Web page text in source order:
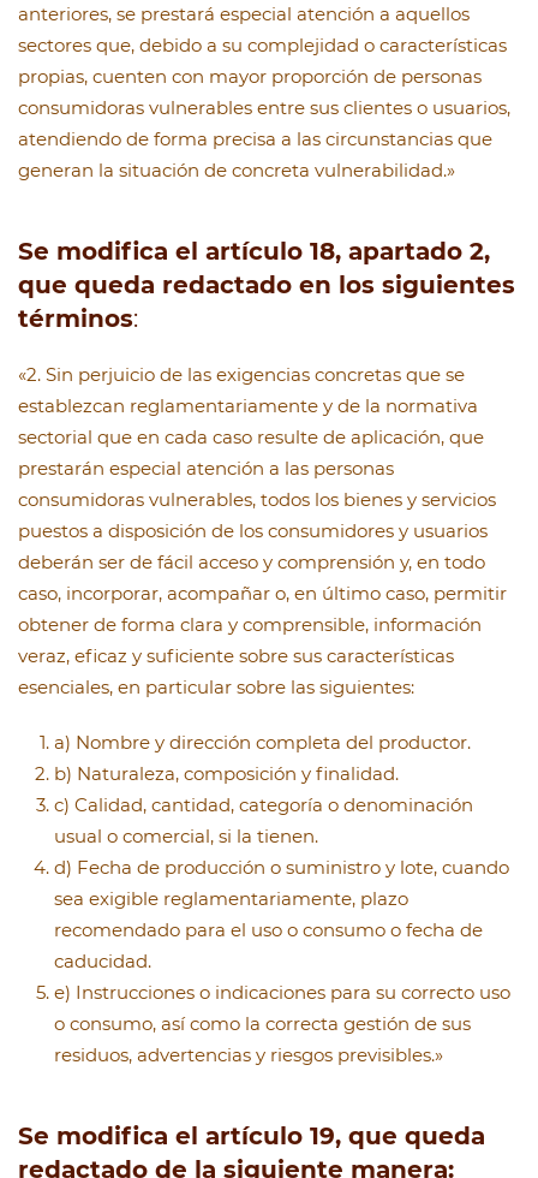
anteriores, se prestará especial atención a aquellos
sectores que, debido a su complejidad o características
propias, cuenten con mayor proporción de personas
consumidoras vulnerables entre sus clientes o usuarios,
atendiendo de forma precisa a las circunstancias que
generan la situación de concreta vulnerabilidad.»
Se modifica el artículo 18, apartado 2,
que queda redactado en los siguientes
términos:
«2. Sin perjuicio de las exigencias concretas que se
establezcan reglamentariamente y de la normativa
sectorial que en cada caso resulte de aplicación, que
prestarán especial atención a las personas
consumidoras vulnerables, todos los bienes y servicios
puestos a disposición de los consumidores y usuarios
deberán ser de fácil acceso y comprensión y, en todo
caso, incorporar, acompañar o, en último caso, permitir
obtener de forma clara y comprensible, información
veraz, eficaz y suficiente sobre sus características
esenciales, en particular sobre las siguientes:
a) Nombre y dirección completa del productor.
b) Naturaleza, composición y finalidad.
c) Calidad, cantidad, categoría o denominación
usual o comercial, si la tienen.
d) Fecha de producción o suministro y lote, cuando
sea exigible reglamentariamente, plazo
recomendado para el uso o consumo o fecha de
caducidad.
e) Instrucciones o indicaciones para su correcto uso
o consumo, así como la correcta gestión de sus
residuos, advertencias y riesgos previsibles.»
Se modifica el artículo 19, que queda
redactado de la siguiente manera: